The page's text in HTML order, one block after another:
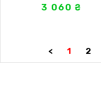
3 060₴
< 1 2